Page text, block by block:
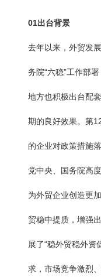
01出台背景
去年以来，外贸发
务院“六稳”工作部
地方也积极出台配
期的良好效果。第
的企业对政策措施
党中央、国务院高
为外贸企业创造更
贸稳中提质，增强
展了“稳外贸稳外资
求，市场竞争激烈